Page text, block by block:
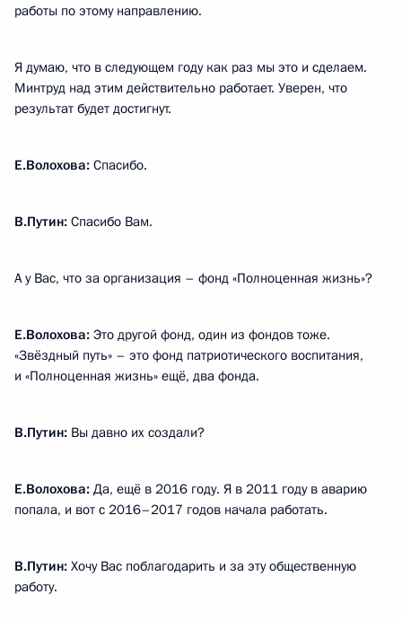
работы по этому направлению.
Я думаю, что в следующем году как раз мы это и сделаем.
Минтруд над этим действительно работает. Уверен, что
результат будет достигнут.
Е.Волохова: Спасибо.
В.Путин: Спасибо Вам.
А у Вас, что за организация – фонд «Полноценная жизнь»?
Е.Волохова: Это другой фонд, один из фондов тоже.
«Звёздный путь» – это фонд патриотического воспитания,
и «Полноценная жизнь» ещё, два фонда.
В.Путин: Вы давно их создали?
Е.Волохова: Да, ещё в 2016 году. Я в 2011 году в аварию
попала, и вот с 2016–2017 годов начала работать.
В.Путин: Хочу Вас поблагодарить и за эту общественную
работу.